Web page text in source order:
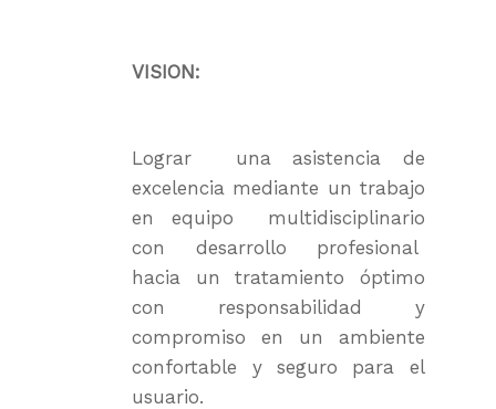
VISION:
Lograr una asistencia de
excelencia mediante un trabajo
en equipo multidisciplinario
con desarrollo profesional
hacia un tratamiento óptimo
con responsabilidad y
compromiso en un ambiente
confortable y seguro para el
usuario.
Afiliaciones
Autoridades
Historia
RRHH Médicos
Tecnología
Derechos y deberes
Centros de Atención
Comités
IMAE
Programas
Servicios
Últimas Noticias
RRHH
Campus
Revista El Intra
Trabajar con nosotros
Reservas
InfoGUÍA
Contacto